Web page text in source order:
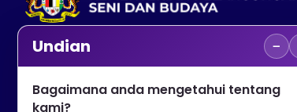
No. 2, Menara 1, Jalan P5/6, Presint 5,
+603 8000 8000
Undian −
Bagaimana anda mengetahui tentang
kami?